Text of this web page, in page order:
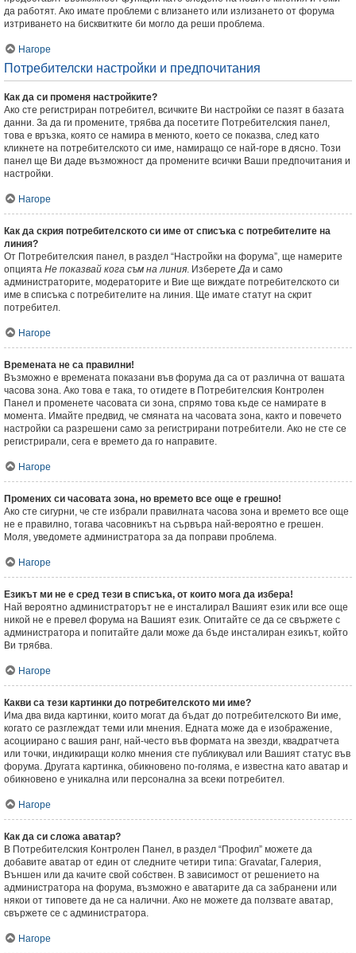
да работят. Ако имате проблеми с влизането или излизането от форума
изтриването на бисквитките би могло да реши проблема.
Нагоре
Потребителски настройки и предпочитания
Как да си променя настройките?
Ако сте регистриран потребител, всичките Ви настройки се пазят в базата
данни. За да ги промените, трябва да посетите Потребителския панел,
това е връзка, която се намира в менюто, което се показва, след като
кликнете на потребителското си име, намиращо се най-горе в дясно. Този
панел ще Ви даде възможност да промените всички Ваши предпочитания и
настройки.
Нагоре
Как да скрия потребителското си име от списъка с потребителите на
линия?
От Потребителския панел, в раздел “Настройки на форума”, ще намерите
опцията Не показвай кога съм на линия. ИзберетеДа и само
администраторите, модераторите и Вие ще виждате потребителското си
име в списъка с потребителите на линия. Ще имате статут на скрит
потребител.
Нагоре
Времената не са правилни!
Възможно е времената показани във форума да са от различна от вашата
часова зона. Ако това е така, то отидете в Потребителския Контролен
Панел и променете часовата си зона, спрямо това къде се намирате в
момента. Имайте предвид, че смяната на часовата зона, както и повечето
настройки са разрешени само за регистрирани потребители. Ако не сте се
регистрирали, сега е времето да го направите.
Нагоре
Промених си часовата зона, но времето все още е грешно!
Ако сте сигурни, че сте избрали правилната часова зона и времето все още
не е правилно, тогава часовникът на сървъра най-вероятно е грешен.
Моля, уведомете администратора за да поправи проблема.
Нагоре
Езикът ми не е сред тези в списъка, от които мога да избера!
Най вероятно администраторът не е инсталирал Вашият език или все още
никой не е превел форума на Вашият език. Опитайте се да се свържете с
администратора и попитайте дали може да бъде инсталиран езикът, който
Ви трябва.
Нагоре
Какви са тези картинки до потребителското ми име?
Има два вида картинки, които могат да бъдат до потребителското Ви име,
когато се разглеждат теми или мнения. Едната може да е изображение,
асоциирано с вашия ранг, най-често във формата на звезди, квадратчета
или точки, индикиращи колко мнения сте публикувал или Вашият статус във
форума. Другата картинка, обикновено по-голяма, е известна като аватар и
обикновено е уникална или персонална за всеки потребител.
Нагоре
Как да си сложа аватар?
В Потребителския Контролен Панел, в раздел “Профил” можете да
добавите аватар от един от следните четири типа: Gravatar, Галерия,
Външен или да качите свой собствен. В зависимост от решението на
администратора на форума, възможно е аватарите да са забранени или
някои от типовете да не са налични. Ако не можете да ползвате аватар,
свържете се с администратора.
Нагоре